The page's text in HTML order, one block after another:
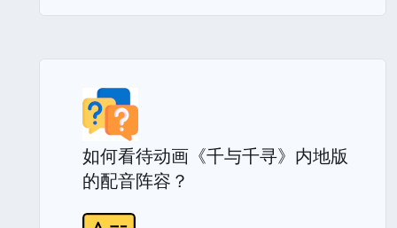
如何看待动画《千与千寻》内地版
的配音阵容？